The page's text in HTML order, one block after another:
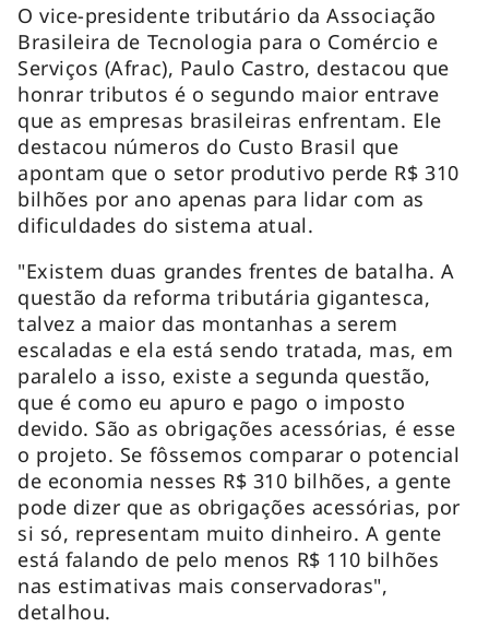
O vice-presidente tributário da Associação
Brasileira de Tecnologia para o Comércio e
Serviços (Afrac), Paulo Castro, destacou que
honrar tributos é o segundo maior entrave
que as empresas brasileiras enfrentam. Ele
destacou números do Custo Brasil que
apontam que o setor produtivo perde R$ 310
bilhões por ano apenas para lidar com as
dificuldades do sistema atual.
"Existem duas grandes frentes de batalha. A
questão da reforma tributária gigantesca,
talvez a maior das montanhas a serem
escaladas e ela está sendo tratada, mas, em
paralelo a isso, existe a segunda questão,
que é como eu apuro e pago o imposto
devido. São as obrigações acessórias, é esse
o projeto. Se fôssemos comparar o potencial
de economia nesses R$ 310 bilhões, a gente
pode dizer que as obrigações acessórias, por
si só, representam muito dinheiro. A gente
está falando de pelo menos R$ 110 bilhões
nas estimativas mais conservadoras",
detalhou.